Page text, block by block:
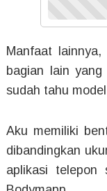
Manfaat
bagian lain
sudah tahu
Aku memiliki
dibandingkan
aplikasi telepon